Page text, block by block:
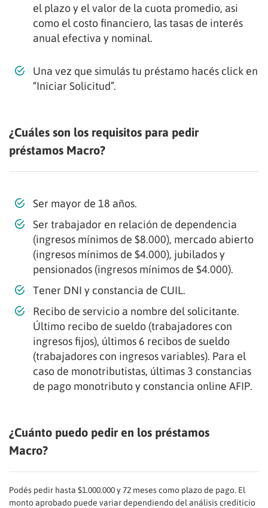
el plazo y el valor de la cuota promedio, asi
como el costo financiero, las tasas de interés
anual efectiva y nominal.
Una vez que simulás tu préstamo hacés click en
“Iniciar Solicitud”.
¿Cuáles son los requisitos para pedir
préstamos Macro?
Ser mayor de 18 años.
Ser trabajador en relación de dependencia
(ingresos mínimos de $8.000), mercado abierto
(ingresos mínimos de $4.000), jubilados y
pensionados (ingresos mínimos de $4.000).
Tener DNI y constancia de CUIL.
Recibo de servicio a nombre del solicitante.
Último recibo de sueldo (trabajadores con
ingresos fijos), últimos 6 recibos de sueldo
(trabajadores con ingresos variables). Para el
caso de monotributistas, últimas 3 constancias
de pago monotributo y constancia online AFIP.
¿Cuánto puedo pedir en los préstamos
Macro?
Podés pedir hasta $1.000.000 y 72 meses como plazo de pago. El
monto aprobado puede variar dependiendo del análisis crediticio